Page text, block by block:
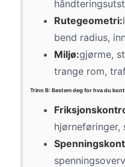
Rutegeometri:
bend radius,
Miljø:gjørme,
trange rom,
Trinn B: Bestem deg for hva du
hjørneføringer,